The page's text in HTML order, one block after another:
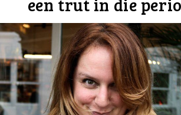
een trut in die